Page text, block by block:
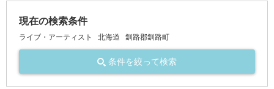
現在の検索条件
ライブ・アーティスト 北海道 釧路郡釧路町
条件を絞って検索